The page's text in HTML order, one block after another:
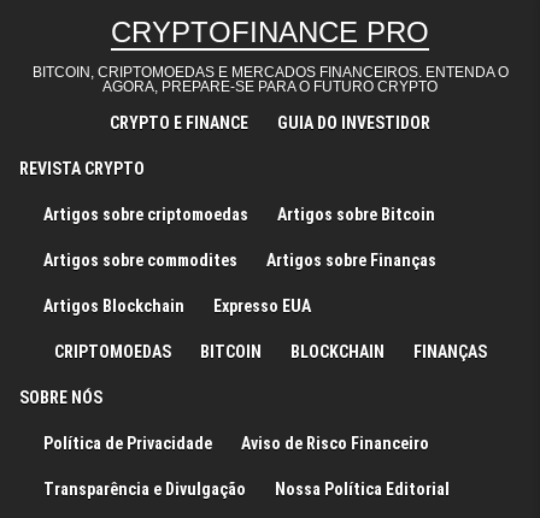
CRYPTOFINANCE PRO
BITCOIN, CRIPTOMOEDAS E MERCADOS FINANCEIROS. ENTENDA O
AGORA, PREPARE-SE PARA O FUTURO CRYPTO
CRYPTO E FINANCE GUIA DO INVESTIDOR
REVISTA CRYPTO
Artigos sobre criptomoedas Artigos sobre Bitcoin
Artigos sobre commodites Artigos sobre Finanças
Artigos Blockchain Expresso EUA
CRIPTOMOEDAS BITCOIN BLOCKCHAIN FINANÇAS
SOBRE NÓS
Política de Privacidade Aviso de Risco Financeiro
Transparência e Divulgação Nossa Política Editorial